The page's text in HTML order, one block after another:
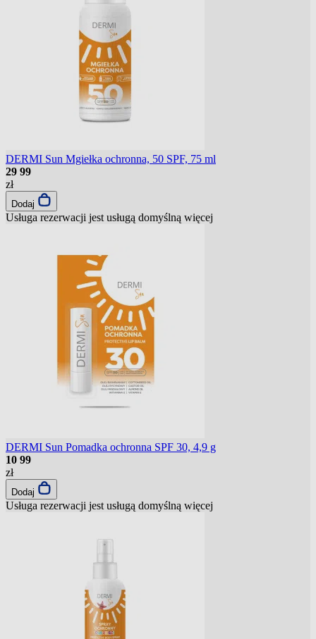
DERMI Sun Mgiełka ochronna, 50 SPF, 75 ml
29 99
zł
Dodaj
Usługa rezerwacji jest usługą domyślną więcej
DERMI Sun Pomadka ochronna SPF 30, 4,9 g
10 99
zł
Dodaj
Usługa rezerwacji jest usługą domyślną więcej